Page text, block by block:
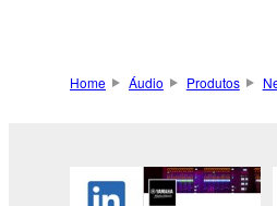
Home Áudio Produtos